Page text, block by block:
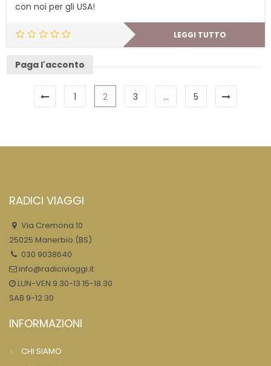
con noi per gli USA!
LEGGI TUTTO
Paga l'acconto
1 2 3 … 5
RADICI VIAGGI
Via Cremona 10
25025 Manerbio (BS)
030 9038640
info@radiciviaggi.it
LUN-VEN 9.30-13 15-18.30
SAB 9-12.30
INFORMAZIONI
CHI SIAMO